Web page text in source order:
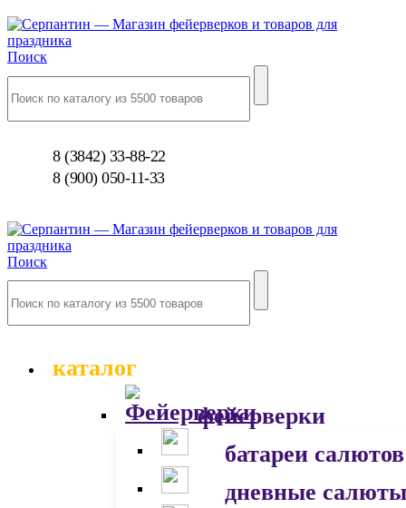
Поиск
8 (3842) 33-88-22
8 (900) 050-11-33
Поиск
каталог
фейерверки
батареи салютов
дневные салюты